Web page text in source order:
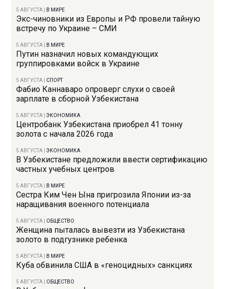
5 АВГУСТА В МИРЕ
Экс-чиновники из Европы и РФ провели тайную
встречу по Украине – СМИ
5 АВГУСТА В МИРЕ
Путин назначил новых командующих
группировками войск в Украине
5 АВГУСТА СПОРТ
Фабио Каннаваро опроверг слухи о своей
зарплате в сборной Узбекистана
5 АВГУСТА |ЭКОНОМИКА
Центробанк Узбекистана приобрел 41 тонну
золота с начала 2026 года
5 АВГУСТА |ЭКОНОМИКА
В Узбекистане предложили ввести сертификацию
частных учебных центров
5 АВГУСТА В МИРЕ
Сестра Ким Чен Ына пригрозила Японии из-за
наращивания военного потенциала
5 АВГУСТА ОБЩЕСТВО
Женщина пыталась вывезти из Узбекистана
золото в подгузнике ребенка
5 АВГУСТА В МИРЕ
Куба обвинила США в «геноцидных» санкциях
5 АВГУСТА ОБЩЕСТВО